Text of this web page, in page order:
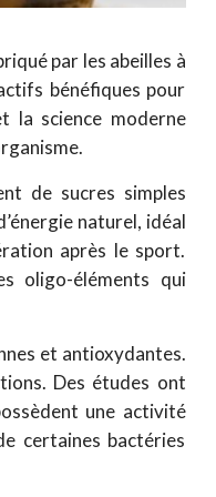
par les abeilles à
bénéfiques pour
la science moderne
de sucres simples
naturel, idéal
après le sport.
oligo-éléments qui
et antioxydantes.
Des études ont
une activité
certaines bactéries